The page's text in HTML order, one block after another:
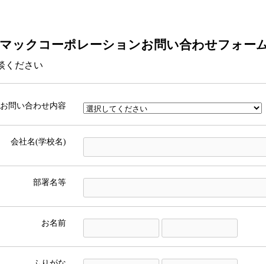
マックコーポレーションお問い合わせフォー
お問い合わせ内容
会社名(学校名)
部署名等
お名前